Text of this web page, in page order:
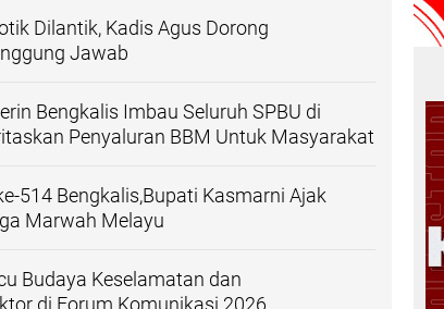
Dilantik, Kadis Agus Dorong
Jawab
Bengkalis Imbau Seluruh SPBU di
Penyaluran BBM Untuk Masyarakat
514 Bengkalis,Bupati Kasmarni Ajak
Marwah Melayu
Budaya Keselamatan dan
di Forum Komunikasi 2026